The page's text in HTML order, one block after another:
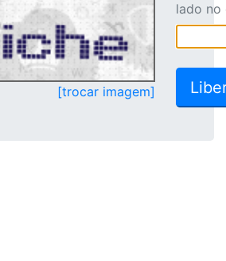
[trocar imagem]
lado no